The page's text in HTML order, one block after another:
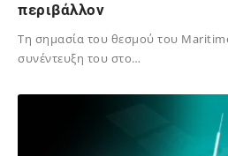
περιβάλλον
Tη σημασία του θεσμού του
συνέντευξη του στο…